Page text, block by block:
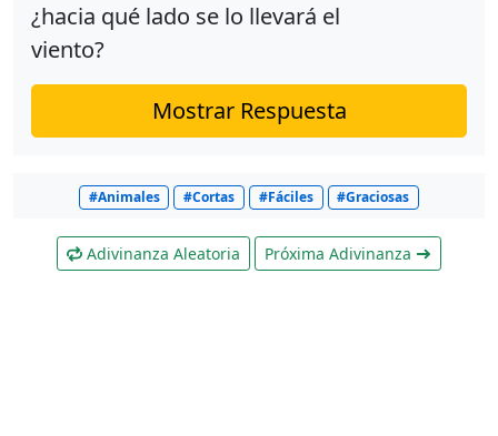
¿hacia qué lado se lo llevará el
viento?
Mostrar Respuesta
#Animales #Cortas #Fáciles #Graciosas
Adivinanza Aleatoria Próxima Adivinanza